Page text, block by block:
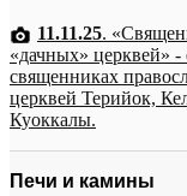
11.11.25.
«дачных» церквей» -
священниках
церквей Терийок,
Куоккалы.
Печи и камины